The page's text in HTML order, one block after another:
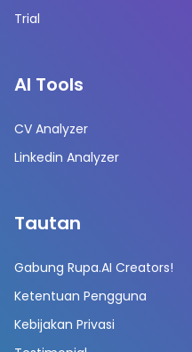
Trial
AI Tools
CV Analyzer
Linkedin Analyzer
Tautan
Gabung Rupa.AI Creators!
Ketentuan Pengguna
Kebijakan Privasi